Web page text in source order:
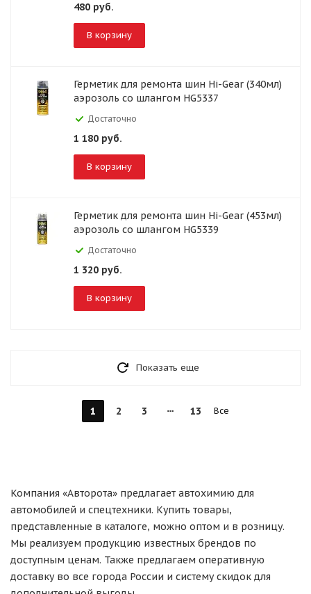
480 руб.
В корзину
Герметик для ремонта шин Hi-Gear (340мл)
аэрозоль со шлангом HG5337
Достаточно
1 180 руб.
В корзину
Герметик для ремонта шин Hi-Gear (453мл)
аэрозоль со шлангом HG5339
Достаточно
1 320 руб.
В корзину
Показать еще
1 2 3 13 Все
Компания «Авторота» предлагает автохимию для
автомобилей и спецтехники. Купить товары,
представленные в каталоге, можно оптом и в розницу.
Мы реализуем продукцию известных брендов по
доступным ценам. Также предлагаем оперативную
доставку во все города России и систему скидок для